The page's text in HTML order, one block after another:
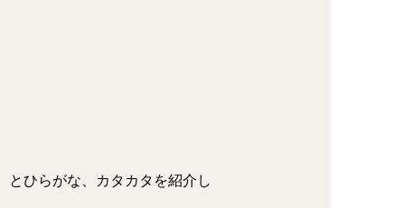
ひらがな、カタカタを紹介し